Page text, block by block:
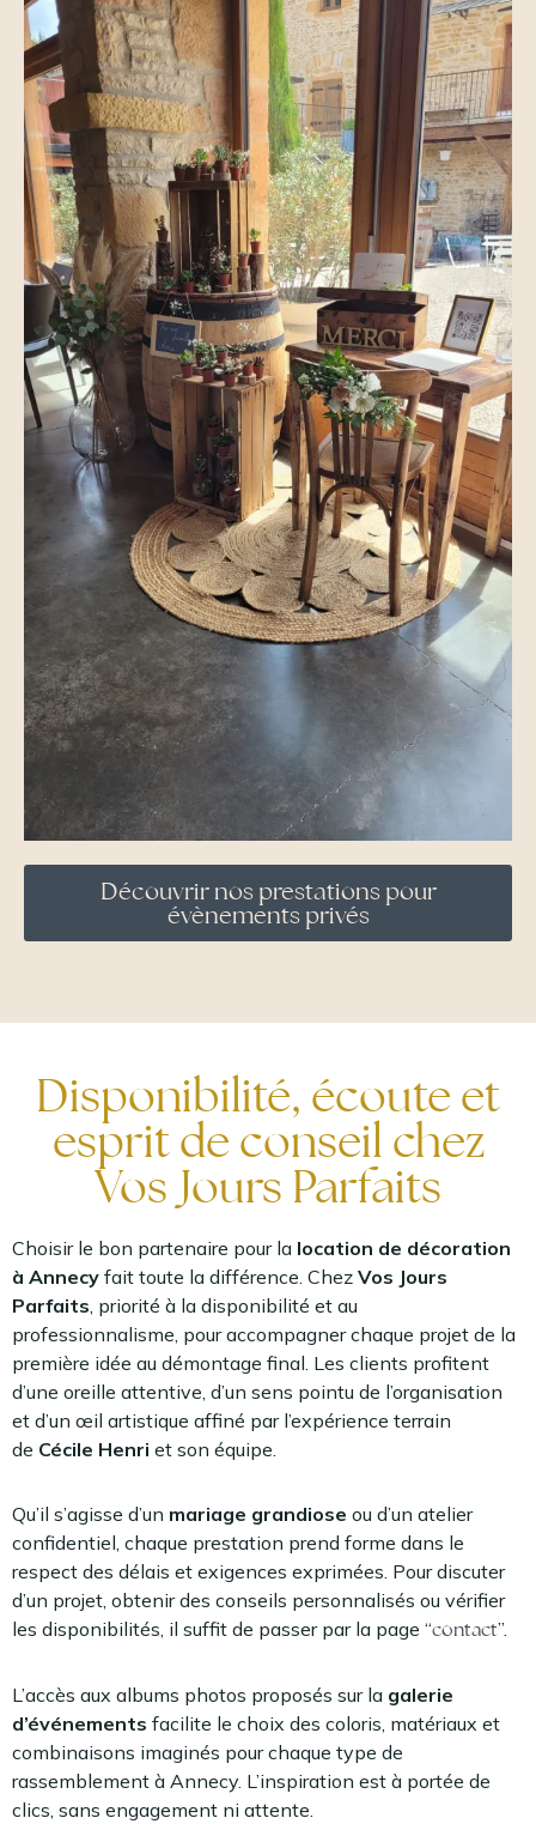
Découvrir nos prestations pour
évènements privés
Disponibilité, écoute et
esprit de conseil chez
Vos Jours Parfaits
Choisir le bon partenaire pour la location de décoration
à Annecy fait toute la différence. Chez Vos Jours
Parfaits, priorité à la disponibilité et au
professionnalisme, pour accompagner chaque projet de la
première idée au démontage final. Les clients profitent
d’une oreille attentive, d’un sens pointu de l’organisation
et d’un œil artistique affiné par l’expérience terrain
de Cécile Henri et son équipe.
Qu’il s’agisse d’un mariage grandiose ou d’un atelier
confidentiel, chaque prestation prend forme dans le
respect des délais et exigences exprimées. Pour discuter
d’un projet, obtenir des conseils personnalisés ou vérifier
les disponibilités, il suffit de passer par la page “contact”.
L’accès aux albums photos proposés sur la galerie
d’événements facilite le choix des coloris, matériaux et
combinaisons imaginés pour chaque type de
rassemblement à Annecy. L’inspiration est à portée de
clics, sans engagement ni attente.